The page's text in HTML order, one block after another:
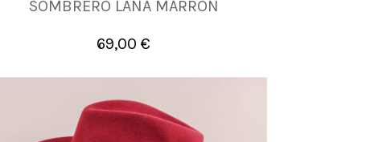
SOMBRERO LANA MARRON
69,00 €
56 57 58 59 60 61
Añadir al carrito